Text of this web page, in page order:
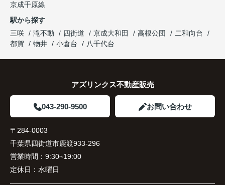
京成千原線
駅から探す
三咲
滝不動 四街道 京成大和田 高根公団
二和向台
都賀
物井 小倉台 八千代台
アズリンクス不動産販売
043-290-9500 お問い合わせ
〒284-0003
千葉県四街道市鹿渡933-296
営業時間： 9:30~19:00
定休日： 水曜日